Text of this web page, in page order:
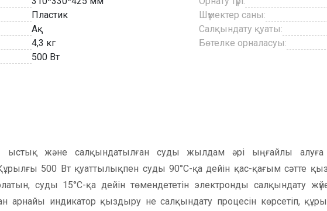
Пластик
Ақ
4,3 кг
500 Вт
Шүмектер саны:
Салқындату қуаты:
Бөтелке орналасуы:
ыстық және салқындатылған суды жылдам әрі ыңғайлы алуға
500 Вт қуаттылықпен суды 90°C-қа дейін қас-қағым сәтте
суды 15°C-қа дейін төмендететін электронды салқындату
арнайы индикатор қыздыру не салқындату процесін көрсетіп,